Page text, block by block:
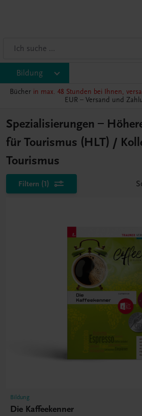
Bildung
Bücher in max. 48 Stunden bei Ihnen,
EUR – Versand und
Spezialisierungen –
für Tourismus (HLT) /
Tourismus
Filtern (1)
Bildung
Die Kaffeekenner